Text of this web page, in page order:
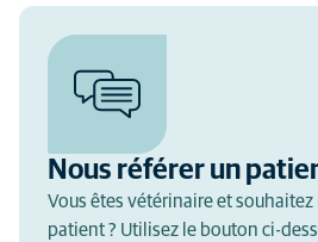
Nous référer un
Vous êtes vétérinaire et souhaitez
patient ? Utilisez le bouton ci-